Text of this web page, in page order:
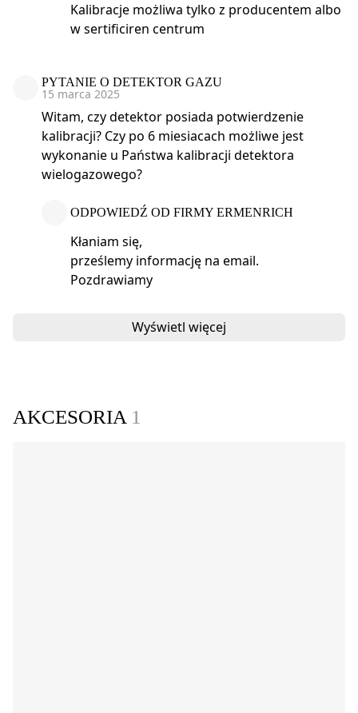
Kalibracje możliwa tylko z producentem albo
w sertificiren centrum
PYTANIE O DETEKTOR GAZU
15 marca 2025
Witam, czy detektor posiada potwierdzenie
kalibracji? Czy po 6 miesiacach możliwe jest
wykonanie u Państwa kalibracji detektora
wielogazowego?
ODPOWIEDŹ OD FIRMY ERMENRICH
Kłaniam się,
prześlemy informację na email.
Pozdrawiamy
Wyświetl więcej
AKCESORIA 1